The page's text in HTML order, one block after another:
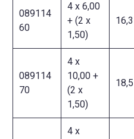
089114
60
4 x 6,00
+ (2 x
1,50)
16,3
089114
70
4 x
10,00 +
(2 x
1,50)
18,5
4 x